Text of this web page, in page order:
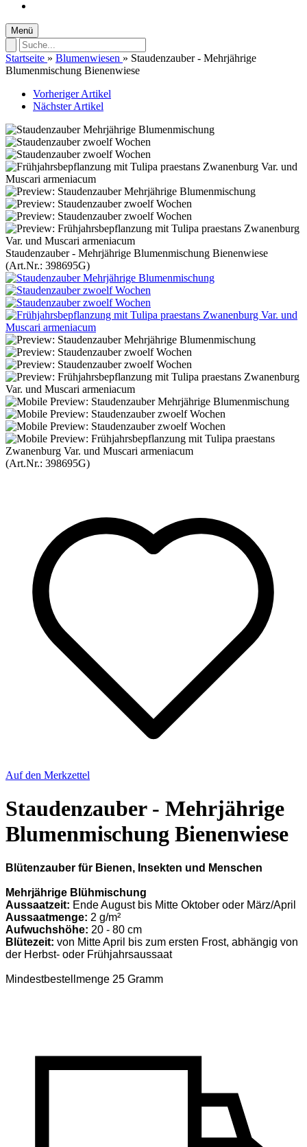
Menü
Startseite » Blumenwiesen » Staudenzauber - Mehrjährige
Blumenmischung Bienenwiese
Vorheriger Artikel
Nächster Artikel
Staudenzauber - Mehrjährige Blumenmischung Bienenwiese
(Art.Nr.: 398695G)
(Art.Nr.: 398695G)
Auf den Merkzettel
Staudenzauber - Mehrjährige
Blumenmischung Bienenwiese
Blütenzauber für Bienen, Insekten und Menschen
Mehrjährige Blühmischung
Aussaatzeit: Ende August bis Mitte Oktober oder März/April
Aussaatmenge: 2 g/m²
Aufwuchshöhe: 20 - 80 cm
Blütezeit: von Mitte April bis zum ersten Frost, abhängig von
der Herbst- oder Frühjahrsaussaat
Mindestbestellmenge 25 Gramm